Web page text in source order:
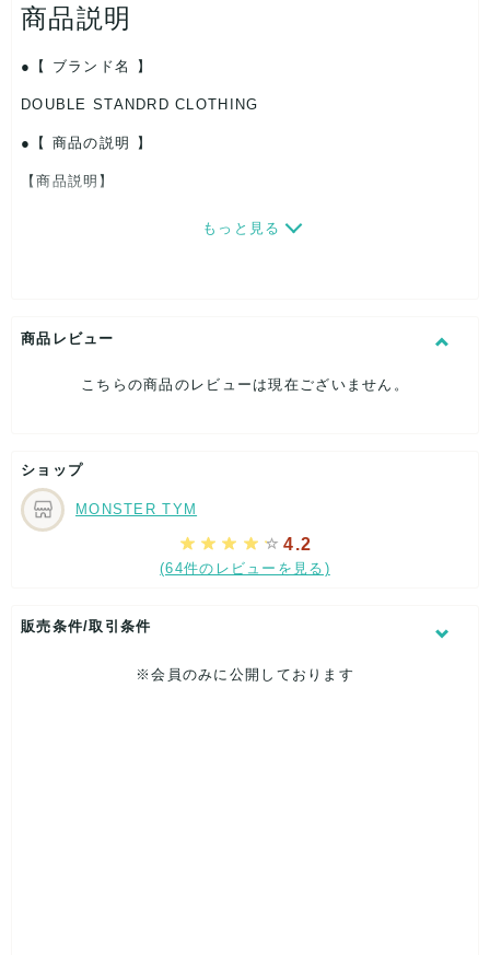
商品説明
【 ブランド名 】
DOUBLE STANDRD CLOTHING
【 商品の説明 】
【商品説明】
ります。
汚れ箇所のある写真がある場合は似たような汚れ箇所が複数あ
る可能性もあります。
がある場合がございます。
もっと見る
商品レビュー
こちらの商品のレビューは現在ございません。
ショップ
MONSTER TYM
4.2
(64件のレビューを見る)
販売条件/取引条件
※会員のみに公開しております